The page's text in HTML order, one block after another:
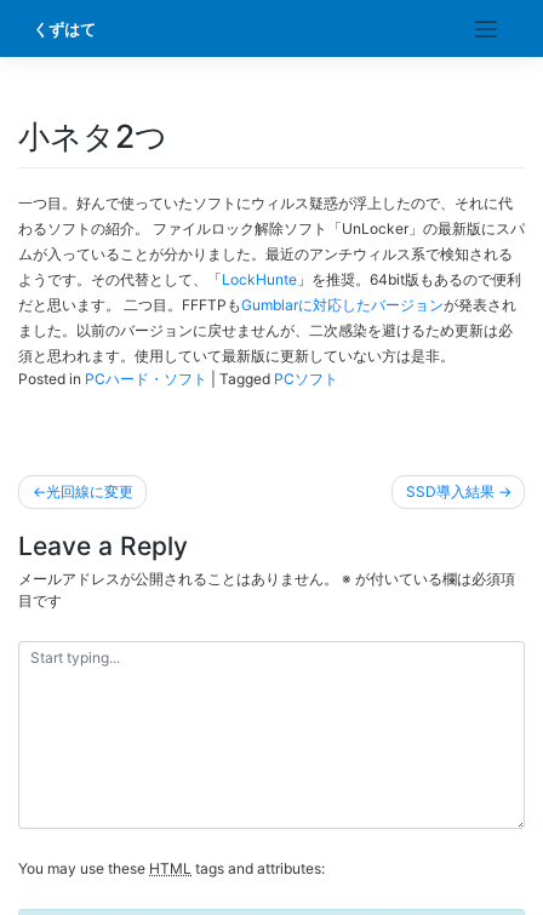
content
くずはて
小ネタ2つ
一つ目。好んで使っていたソフトにウィルス疑惑が浮上したので、それに代
わるソフトの紹介。 ファイルロック解除ソフト「UnLocker」の最新版にスパ
ムが入っていることが分かりました。最近のアンチウィルス系で検知される
ようです。その代替として、「LockHunte 」を推奨。64bit版もあるので便利
だと思います。 二つ目。FFFTPもGumblarに対応したバージョンが発表され
ました。以前のバージョンに戻せませんが、二次感染を避けるため更新は必
須と思われます。使用していて最新版に更新していない方は是非。
Posted in PCハード・ソフト Tagged PCソフト
投
稿
ナ
ビ
ゲ
ー
シ
光回線に変更 SSD導入結果
Leave a Reply
メールアドレスが公開されることはありません。 ※ が付いている欄は必須項
目です
You may use these HTML tags and attributes: